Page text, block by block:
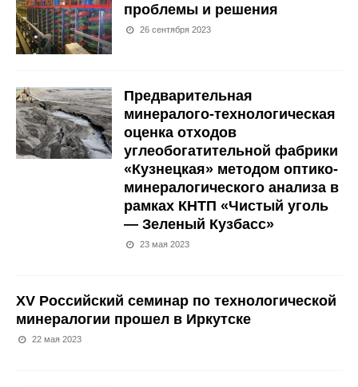
проблемы и решения
26 сентября 2023
Предварительная
минералого-технологическая
оценка отходов
углеобогатительной фабрики
«Кузнецкая» методом оптико-
минералогического анализа в
рамках КНТП «Чистый уголь
— Зеленый Кузбасс»
23 мая 2023
XV Российский семинар по технологической
минералогии прошел в Иркутске
22 мая 2023